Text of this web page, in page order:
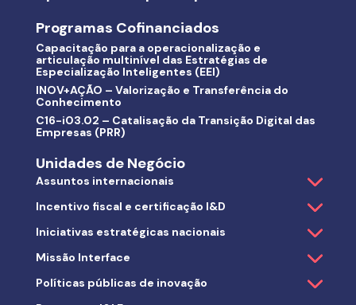
Programas Cofinanciados
Capacitação para a operacionalização e
articulação multinível das Estratégias de
Especialização Inteligentes (EEI)
INOV+AÇÃO – Valorização e Transferência do
Conhecimento
C16-i03.02 – Catalisação da Transição Digital das
Empresas (PRR)
Unidades de Negócio
Assuntos internacionais
Incentivo fiscal e certificação I&D
Iniciativas estratégicas nacionais
Missão Interface
Políticas públicas de inovação